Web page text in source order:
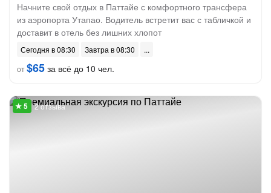
Начните свой отдых в Паттайе с комфортного трансфера
из аэропорта Утапао. Водитель встретит вас с табличкой и
доставит в отель без лишних хлопот
Сегодня в 08:30
Завтра в 08:30
от$65 за всё до 10 чел.
2 отзыва